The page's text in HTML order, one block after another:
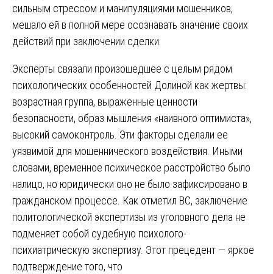
сильным стрессом и манипуляциями мошенников,
мешало ей в полной мере осознавать значение своих
действий при заключении сделки.
Эксперты связали произошедшее с целым рядом
психологических особенностей Долиной как жертвы:
возрастная группа, выраженные ценности
безопасности, образ мышления «наивного оптимиста»,
высокий самоконтроль. Эти факторы сделали ее
уязвимой для мошеннического воздействия. Иными
словами, временное психическое расстройство было
налицо, но юридически оно не было зафиксировано в
гражданском процессе. Как отметил ВС, заключение
политологической экспертизы из уголовного дела не
подменяет собой судебную психолого-
психиатрическую экспертизу. Этот прецедент — яркое
подтверждение того, что